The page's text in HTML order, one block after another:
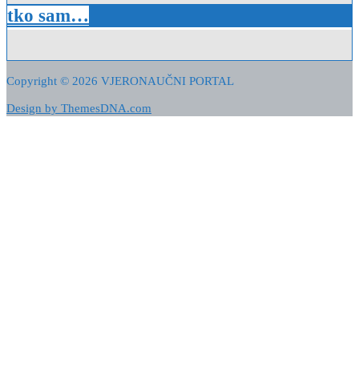
Copyright © 2026 VJERONAUČNI PORTAL